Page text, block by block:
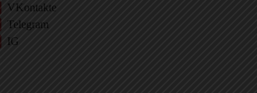
VKontakte
Telegram
IG